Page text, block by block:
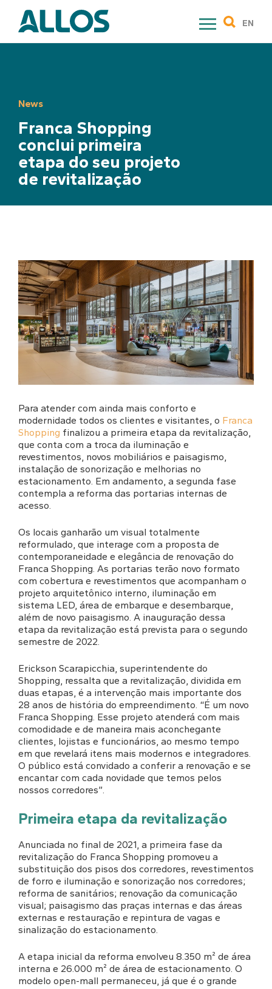
content
EN
News
Franca Shopping
conclui primeira
etapa do seu projeto
de revitalização
Para atender com ainda mais conforto e
modernidade todos os clientes e visitantes, o Franca
Shopping finalizou a primeira etapa da revitalização,
que conta com a troca da iluminação e
revestimentos, novos mobiliários e paisagismo,
instalação de sonorização e melhorias no
estacionamento. Em andamento, a segunda fase
contempla a reforma das portarias internas de
acesso.
Os locais ganharão um visual totalmente
reformulado, que interage com a proposta de
contemporaneidade e elegância de renovação do
Franca Shopping. As portarias terão novo formato
com cobertura e revestimentos que acompanham o
projeto arquitetônico interno, iluminação em
sistema LED, área de embarque e desembarque,
além de novo paisagismo. A inauguração dessa
etapa da revitalização está prevista para o segundo
semestre de 2022.
Erickson Scarapicchia, superintendente do
Shopping, ressalta que a revitalização, dividida em
duas etapas, é a intervenção mais importante dos
28 anos de história do empreendimento. “É um novo
Franca Shopping. Esse projeto atenderá com mais
comodidade e de maneira mais aconchegante
clientes, lojistas e funcionários, ao mesmo tempo
em que revelará itens mais modernos e integradores.
O público está convidado a conferir a renovação e se
encantar com cada novidade que temos pelos
nossos corredores”.
Primeira etapa da revitalização
Anunciada no final de 2021, a primeira fase da
revitalização do Franca Shopping promoveu a
substituição dos pisos dos corredores, revestimentos
de forro e iluminação e sonorização nos corredores;
reforma de sanitários; renovação da comunicação
visual; paisagismo das praças internas e das áreas
externas e restauração e repintura de vagas e
sinalização do estacionamento.
A etapa inicial da reforma envolveu 8.350 m² de área
interna e 26.000 m² de área de estacionamento. O
modelo open-mall permaneceu, já que é o grande